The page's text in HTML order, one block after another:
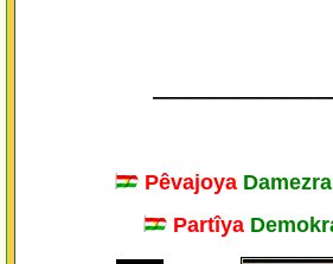
Pêvajoya
Partîya